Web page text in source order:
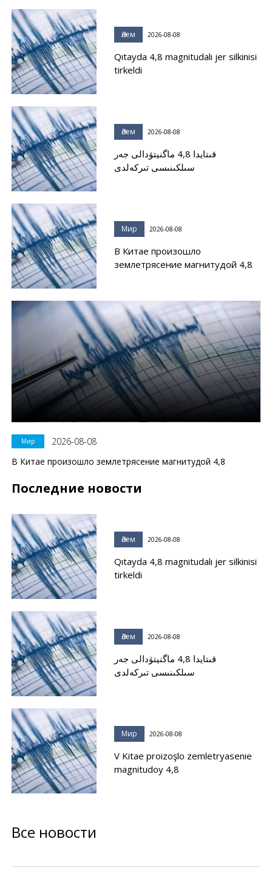
Әлем 2026-08-08
Qıtayda 4,8 magnitudalı jer silkinisi
tirkeldi
Әлем 2026-08-08
قىتايدا 4,8 ماگنيتۋدالى جەر
سىلكىنىسى تىركەلدى
Мир 2026-08-08
В Китае произошло
землетрясение магнитудой 4,8
Мир
2026-08-08
В Китае произошло землетрясение магнитудой 4,8
Последние новости
Әлем 2026-08-08
Qıtayda 4,8 magnitudalı jer silkinisi
tirkeldi
Әлем 2026-08-08
قىتايدا 4,8 ماگنيتۋدالى جەر
سىلكىنىسى تىركەلدى
Мир 2026-08-08
V Kitae proizoşlo zemletryasenie
magnitudoy 4,8
Все новости